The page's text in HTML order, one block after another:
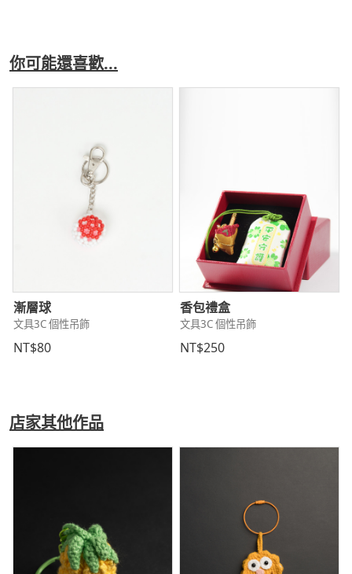
你可能還喜歡...
漸層球
文具3C 個性吊飾
NT$80
香包禮盒
文具3C 個性吊飾
NT$250
店家其他作品